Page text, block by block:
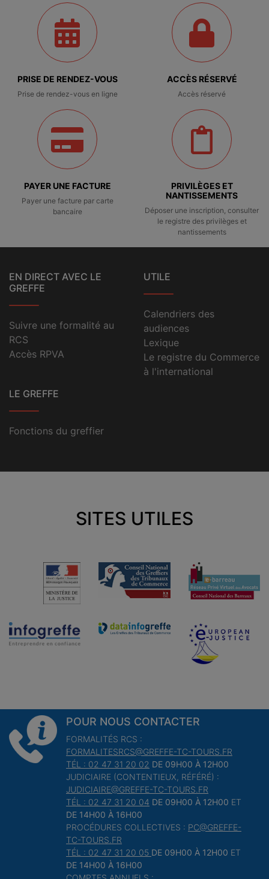
PRISE DE RENDEZ-VOUS
Prise de rendez-vous en ligne
ACCÈS RÉSERVÉ
Accès réservé
PAYER UNE FACTURE
Payer une facture par carte
bancaire
PRIVILÈGES ET
NANTISSEMENTS
Déposer une inscription, consulter
le registre des privilèges et
nantissements
EN DIRECT AVEC LE
GREFFE
Suivre une formalité au
RCS
Accès RPVA
UTILE
Calendriers des
audiences
Lexique
Le registre du Commerce
à l'international
LE GREFFE
Fonctions du greffier
SITES UTILES
POUR NOUS CONTACTER
FORMALITÉS RCS :
FORMALITESRCS@GREFFE-TC-TOURS.FR
TÉL : 02 47 31 20 02 DE 09H00 À 12H00
JUDICIAIRE (CONTENTIEUX, RÉFÉRÉ) :
JUDICIAIRE@GREFFE-TC-TOURS.FR
TÉL : 02 47 31 20 04 DE 09H00 À 12H00 ET
DE 14H00 À 16H00
PROCÉDURES COLLECTIVES : PC@GREFFE-
TC-TOURS.FR
TÉL : 02 47 31 20 05 DE 09H00 À 12H00 ET
DE 14H00 À 16H00